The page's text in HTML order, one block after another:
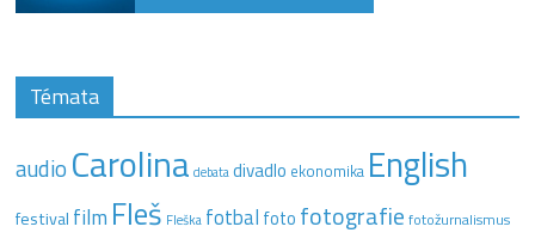
Témata
audio Carolina debata divadlo ekonomika English
festival film Fleš Fleška fotbal foto fotografie fotožurnalismus